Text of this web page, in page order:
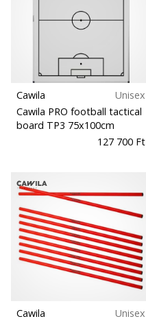
Cawila
Unisex
Cawila PRO football tactical
board TP3 75x100cm
127 700 Ft
Cawila
Unisex